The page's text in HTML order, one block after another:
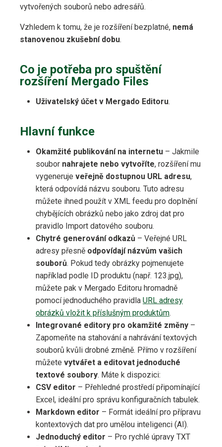
vytvořených souborů nebo adresářů.
Vzhledem k tomu, že je rozšíření bezplatné, nemá
stanovenou zkušební dobu.
Co je potřeba pro spuštění
rozšíření Mergado Files
Uživatelský účet v Mergado Editoru.
Hlavní funkce
Okamžité publikování na internetu – Jakmile
soubor nahrajete nebo vytvoříte, rozšíření mu
vygeneruje veřejně dostupnou URL adresu,
která odpovídá názvu souboru. Tuto adresu
můžete ihned použít v XML feedu pro doplnění
chybějících obrázků nebo jako zdroj dat pro
pravidlo Import datového souboru.
Chytré generování odkazů – Veřejné URL
adresy přesně odpovídají názvům vašich
souborů. Pokud tedy obrázky pojmenujete
například podle ID produktu (např. 123.jpg),
můžete pak v Mergado Editoru hromadně
pomocí jednoduchého pravidla URL adresy
obrázků vložit k příslušným produktům.
Integrované editory pro okamžité změny –
Zapomeňte na stahování a nahrávání textových
souborů kvůli drobné změně. Přímo v rozšíření
můžete vytvářet a editovat jednoduché
textové soubory. Máte k dispozici:
CSV editor – Přehledné prostředí připomínající
Excel, ideální pro správu konfiguračních tabulek.
Markdown editor – Formát ideální pro přípravu
kontextových dat pro umělou inteligenci (AI).
Jednoduchý editor – Pro rychlé úpravy TXT